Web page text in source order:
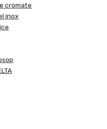
cromate
inox